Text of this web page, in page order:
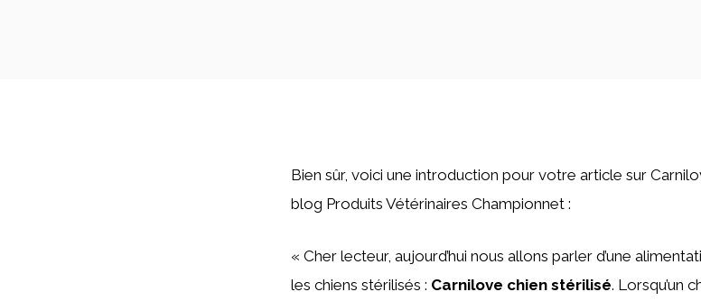
Bien sûr, voici une introduction pour votre article sur
blog Produits Vétérinaires Championnet :
« Cher lecteur, aujourd’hui nous allons parler d’une
les chiens stérilisés : Carnilove chien stérilisé. Lorsqu’un